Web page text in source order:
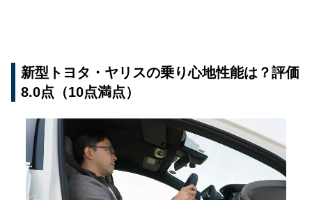
新型トヨタ・ヤリスの乗り心地性能は？評価
8.0点（10点満点）